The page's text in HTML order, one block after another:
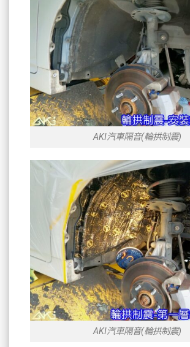
AKI汽車隔音(輪拱制震)
AKI汽車隔音(輪拱制震)